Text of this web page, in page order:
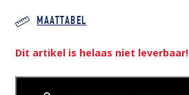
MAATTABEL
Dit artikel is helaas niet leverbaar!